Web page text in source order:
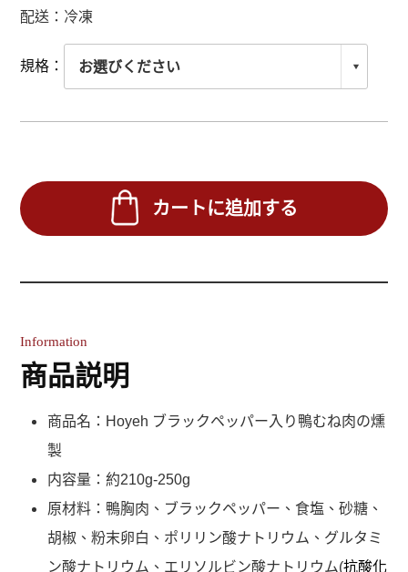
配送：冷凍
規格：
カートに追加する
Information
商品説明
商品名：Hoyeh ブラックペッパー入り鴨むね肉の燻
製
内容量：約210g-250g
原材料：鴨胸肉、ブラックペッパー、食塩、砂糖、
胡椒、粉末卵白、ポリリン酸ナトリウム、グルタミ
ン酸ナトリウム、エリソルビン酸ナトリウム(抗酸化